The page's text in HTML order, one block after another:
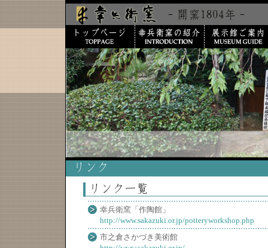
幸兵衛窯「作陶館」
http://www.sakazuki.or.jp/potteryworkshop.php
市之倉さかづき美術館